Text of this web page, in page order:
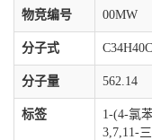
物竞编号 00MW
分子式
分子量 562.14
标签
1-(4-氯
3,7,11-